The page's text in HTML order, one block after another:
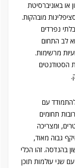
או באוניברסיטת
מובהקות.
נפרדים
לב התחום
מרשימות.
הסטודנטים
להתמודד עם
תחומים
משתרעת למשך 8 סמסטרים, ומצריכה
גבוה מאוד,
בהנדסה. זהו הכלי
שני עולמות תוכן